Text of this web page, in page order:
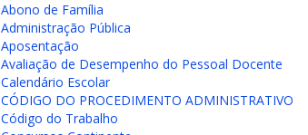
Abono de Família
Administração Pública
Aposentação
Avaliação de Desempenho do Pessoal Docente
Calendário Escolar
CÓDIGO DO PROCEDIMENTO ADMINISTRATIVO
Código do Trabalho